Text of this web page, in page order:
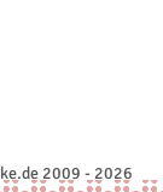
2009 - 2026